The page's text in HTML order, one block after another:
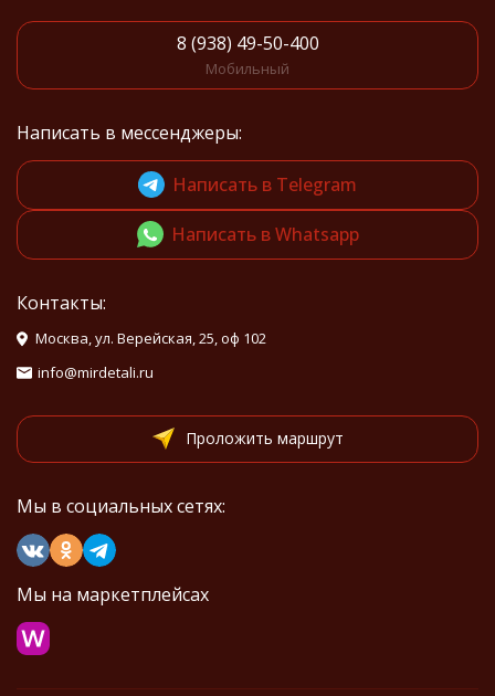
8 (938) 49-50-400
Мобильный
Написать в мессенджеры:
Написать в Telegram
Написать в Whatsapp
Контакты:
Москва, ул. Верейская, 25, оф 102
info@mirdetali.ru
Проложить маршрут
Мы в социальных сетях:
Мы на маркетплейсах